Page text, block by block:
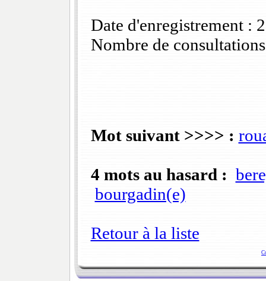
Date d'enregistrement :
Nombre de
Mot suivant >>>> :
4 mots au hasard :
bourgadin(e)
Retour à la liste